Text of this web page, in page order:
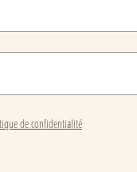
de confidentialité